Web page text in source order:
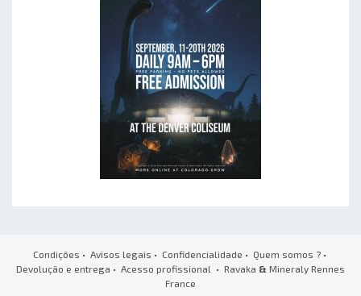
Condições • Avisos legais • Confidencialidade • Quem somos ?•
Devolução e entrega • Acesso profissional • Ravaka & Mineraly Rennes
France